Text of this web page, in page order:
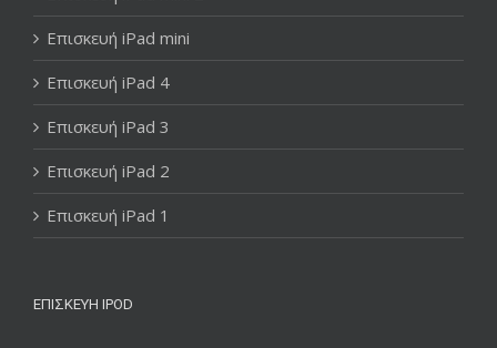
Επισκευή iPad mini
Επισκευή iPad 4
Επισκευή iPad 3
Επισκευή iPad 2
Επισκευή iPad 1
ΕΠΙΣΚΕΥΉ IPOD